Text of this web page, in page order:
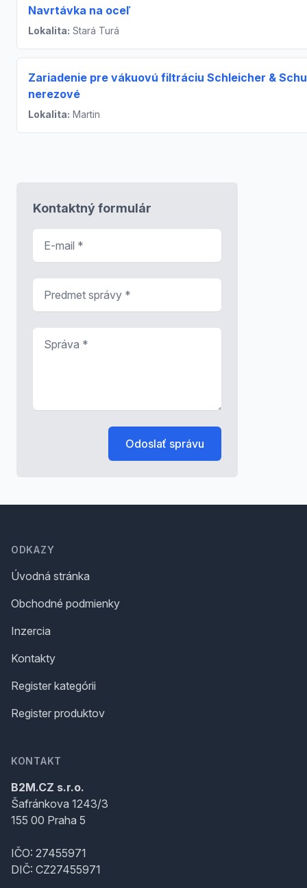
Navrtávka na oceľ
Lokalita: Stará Turá
Zariadenie pre vákuovú filtráciu Schleicher &
nerezové
Lokalita: Martin
Kontaktný formulár
Odoslať správu
ODKAZY
Úvodná stránka
Obchodné podmienky
Inzercia
Kontakty
Register kategórii
Register produktov
KONTAKT
B2M.CZ s.r.o.
Šafránkova 1243/3
155 00 Praha 5
IČO: 27455971
DIČ: CZ27455971